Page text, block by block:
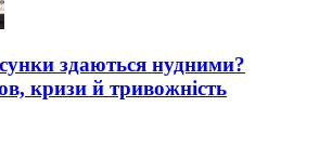
здаються нудними?
кризи й тривожність